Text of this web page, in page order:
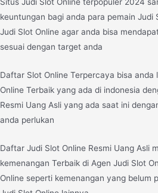
keuntungan bagi anda para pemain Judi
Judi Slot Online agar anda bisa
sesuai dengan target anda
Daftar Slot Online Terpercaya bisa anda
Online Terbaik yang ada di indonesia
Resmi Uang Asli yang ada saat ini
anda perlukan
Daftar Judi Slot Online Resmi Uang Asli
kemenangan Terbaik di Agen Judi Slot
Online seperti kemenangan yang belum